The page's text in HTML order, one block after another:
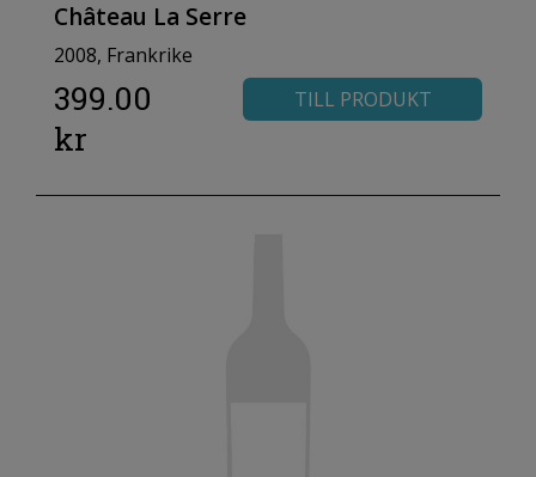
Château La Serre
2008, Frankrike
399.00
kr
TILL PRODUKT